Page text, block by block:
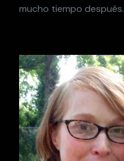
mucho tiempo después.